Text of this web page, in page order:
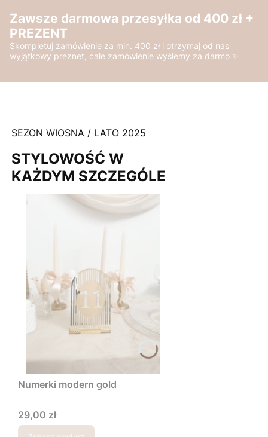
Zawsze darmowa przesyłka od 400 zł +
PREZENT
Skompletuj zamówienie za min. 400 zł i otrzymaj od nas
wyjątkowy preznet, całe zamówienie wyślemy za darmo ✨
SEZON WIOSNA / LATO 2025
STYLOWOŚĆ W
KAŻDYM SZCZEGÓLE
Numerki modern gold
Cena
29,00 zł